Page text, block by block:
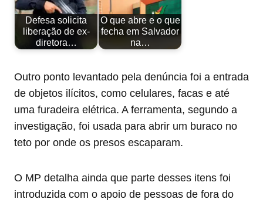
Defesa solicita
liberação de ex-
diretora…
O que abre e o que
fecha em Salvador
na…
Outro ponto levantado pela denúncia foi a entrada
de objetos ilícitos, como celulares, facas e até
uma furadeira elétrica. A ferramenta, segundo a
investigação, foi usada para abrir um buraco no
teto por onde os presos escaparam.
O MP detalha ainda que parte desses itens foi
introduzida com o apoio de pessoas de fora do